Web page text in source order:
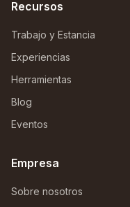
Recursos
Trabajo y Estancia
Experiencias
Herramientas
Blog
Eventos
Empresa
Sobre nosotros